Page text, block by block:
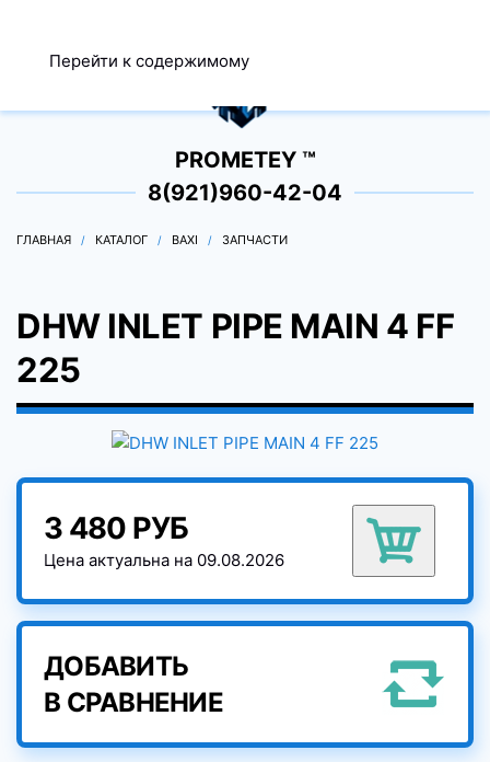
Перейти к содержимому
0
PROMETEY ™
8(921)960-42-04
ГЛАВНАЯ КАТАЛОГ BAXI ЗАПЧАСТИ
DHW INLET PIPE MAIN 4 FF
225
3 480 РУБ
Цена актуальна на 09.08.2026
ДОБАВИТЬ
В СРАВНЕНИЕ